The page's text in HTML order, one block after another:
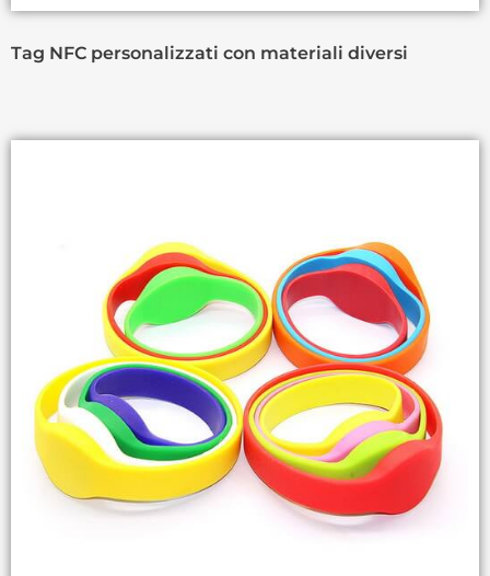
Tag NFC personalizzati con materiali diversi